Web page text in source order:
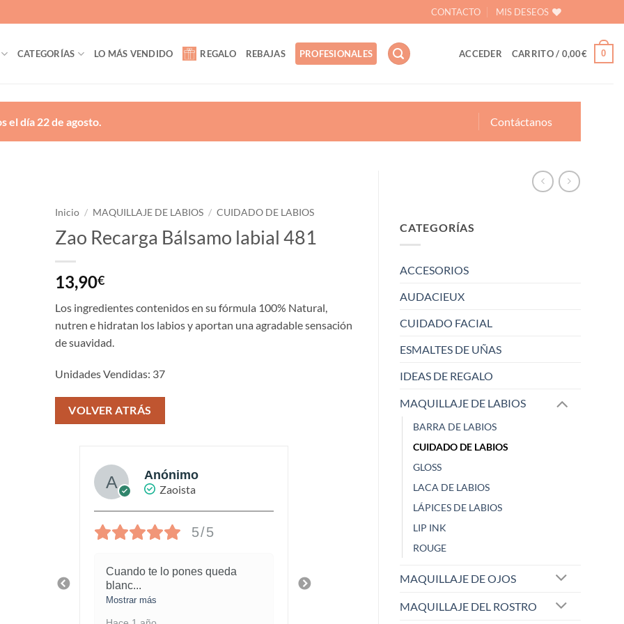
CONTACTO MIS DESEOS
CATEGORÍAS LO MÁS VENDIDO REGALO REBAJAS PROFESIONALES ACCEDER CARRITO / 0,00€ 0
Contáctanos
el día 22 de agosto.
CATEGORÍAS
ACCESORIOS
AUDACIEUX
CUIDADO FACIAL
ESMALTES DE UÑAS
IDEAS DE REGALO
MAQUILLAJE DE LABIOS
BARRA DE LABIOS
CUIDADO DE LABIOS
GLOSS
LACA DE LABIOS
LÁPICES DE LABIOS
LIP INK
ROUGE
MAQUILLAJE DE OJOS
MAQUILLAJE DEL ROSTRO
Inicio / MAQUILLAJE DE LABIOS / CUIDADO DE LABIOS
Zao Recarga Bálsamo labial 481
13,90€
Los ingredientes contenidos en su fórmula 100% Natural,
nutren e hidratan los labios y aportan una agradable sensación
de suavidad.
Unidades Vendidas: 37
VOLVER ATRÁS
Anónimo
Zaoista
5/5
Cuando te lo pones queda
blanc...
Mostrar más
ELISABETH L.
5/5